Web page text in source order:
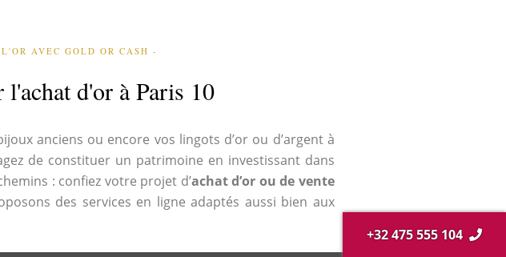
AVEC GOLD OR CASH -
l'achat d'or à Paris 10
anciens ou encore vos lingots d’or ou d’argent à
de constituer un patrimoine en investissant dans
: confiez votre projet d’achat d’or ou de vente
des services en ligne adaptés aussi bien aux
+32 475 555 104